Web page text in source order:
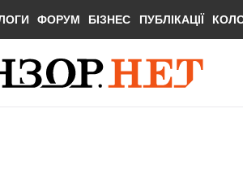
ФОРУМ БІЗНЕС ПУБЛІКАЦІЇ